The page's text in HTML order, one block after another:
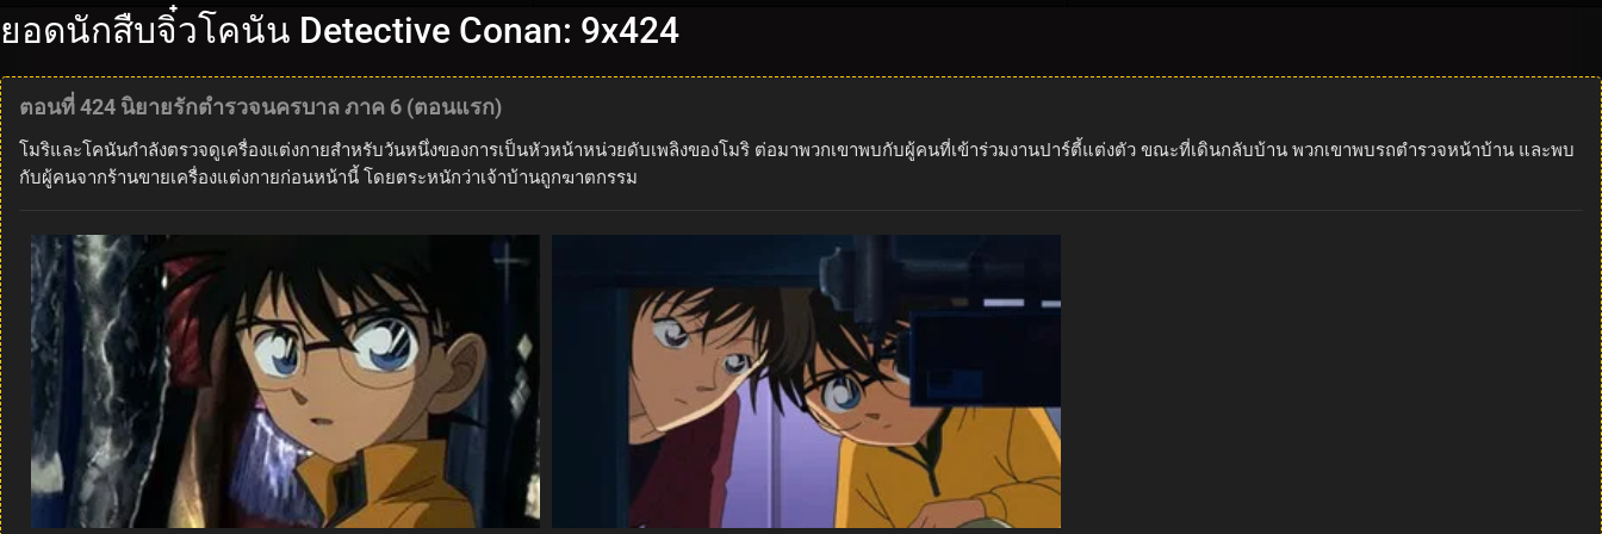
ยอดนักสืบจิ๋วโคนัน Detective Conan: 9x424
ตอนที่ 424 นิยายรักตำรวจนครบาล ภาค 6 (ตอนแรก)
โมริและโคนันกำลังตรวจดูเครื่องแต่งกายสำหรับวันหนึ่งของการเป็นหัวหน้าหน่วยดับเพลิงของโมริ ต่อมาพวกเขาพบกับผู้คนที่เข้าร่วมงานปาร์ตี้แต่งตัว ขณะที่เดินกลับบ้าน พวกเขาพบรถตำรวจหน้าบ้าน และพบ
กับผู้คนจากร้านขายเครื่องแต่งกายก่อนหน้านี้ โดยตระหนักว่าเจ้าบ้านถูกฆาตกรรม